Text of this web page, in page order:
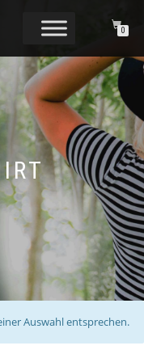
0
Auswahl entsprechen.